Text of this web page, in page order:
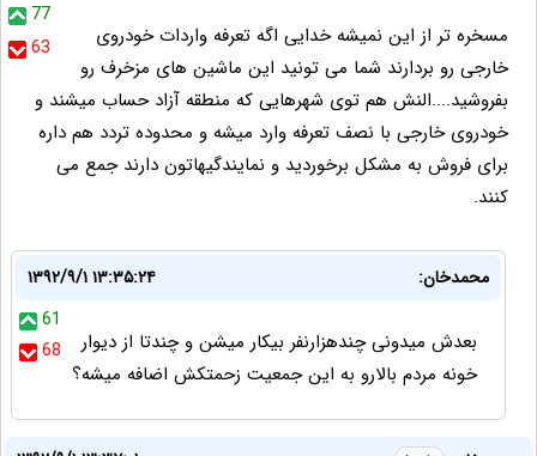
77
63
مسخره تر از این نمیشه خدایی اگه تعرفه واردات خودروی
خارجی رو بردارند شما می تونید این ماشین های مزخرف رو
بفروشید....النش هم توی شهرهایی که منطقه آزاد حساب میشند و
خودروی خارجی با نصف تعرفه وارد میشه و محدوده تردد هم داره
برای فروش به مشکل برخوردید و نمایندگیهاتون دارند جمع می
کنند.
محمدخان:
۱۳۹۲/۹/۱ ۱۳:۳۵:۲۴
61
68
بعدش میدونی چندهزارنفر بیکار میشن و چندتا از دیوار
خونه مردم بالارو به این جمعیت زحمتکش اضافه میشه؟